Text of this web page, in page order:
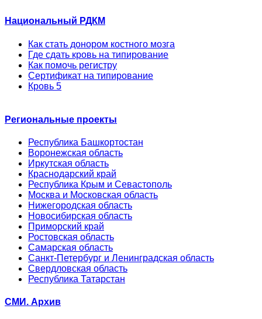
Национальный РДКМ
Как стать донором костного мозга
Где сдать кровь на типирование
Как помочь регистру
Сертификат на типирование
Кровь 5
Региональные проекты
Республика Башкортостан
Воронежская область
Иркутская область
Краснодарский край
Республика Крым и Севастополь
Москва и Московская область
Нижегородская область
Новосибирская область
Приморский край
Ростовская область
Самарская область
Санкт-Петербург и Ленинградская область
Свердловская область
Республика Татарстан
СМИ. Архив